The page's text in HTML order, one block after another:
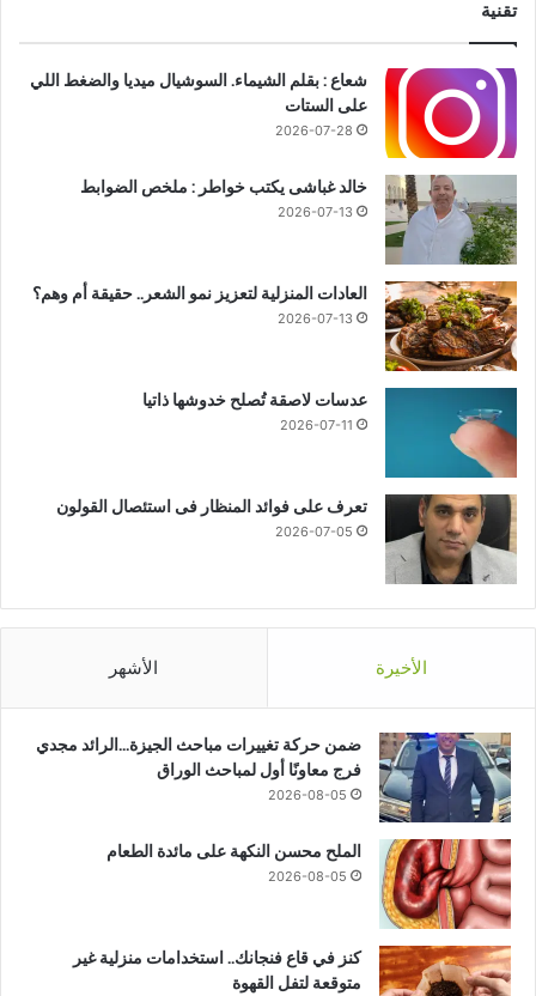
تقنية
شعاع : بقلم الشيماء. السوشيال ميديا والضغط اللي
على الستات
2026-07-28
خالد غباشى يكتب خواطر : ملخص الضوابط
2026-07-13
العادات المنزلية لتعزيز نمو الشعر.. حقيقة أم وهم؟
2026-07-13
عدسات لاصقة تُصلح خدوشها ذاتيا
2026-07-11
تعرف على فوائد المنظار فى استئصال القولون
2026-07-05
الأخيرة الأشهر
ضمن حركة تغييرات مباحث الجيزة…الرائد مجدي
فرج معاونًا أول لمباحث الوراق
2026-08-05
الملح محسن النكهة على مائدة الطعام
2026-08-05
كنز في قاع فنجانك.. استخدامات منزلية غير
متوقعة لتفل القهوة